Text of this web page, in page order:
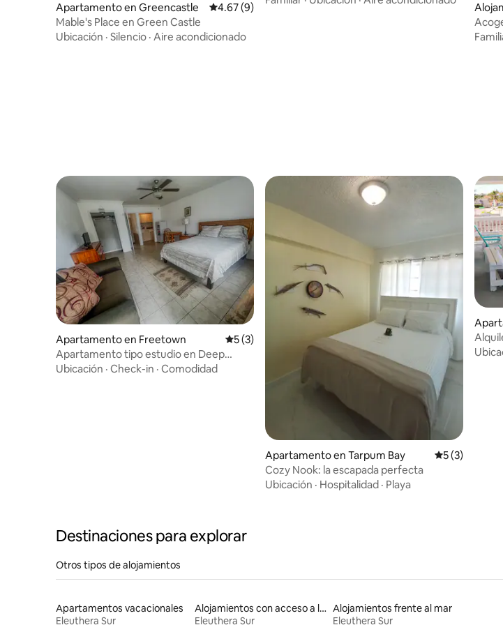
Apartamento en Greencastle Calificación promedio: 4.67 de 5, 9 reseñas
4.67 (9)
Mable's Place en Green Castle
Ubicación · Silencio · Aire acondicionado
Apartamento en Freetown Calificación promedio: 5 de 5, 3 reseñas
5 (3)
Apartamento tipo estudio en Deep
Creek n.º 4
Ubicación · Check-in · Comodidad
Apartamento en Tarpum Bay Calificación
5 (3)
Cozy Nook: la escapada perfecta
Ubicación · Hospitalidad · Playa
Destinaciones para explorar
Otros tipos de alojamientos
Apartamentos vacacionales
Eleuthera Sur
Alojamientos con acceso a la playa
Eleuthera Sur
Alojamientos frente al mar
Eleuthera Sur